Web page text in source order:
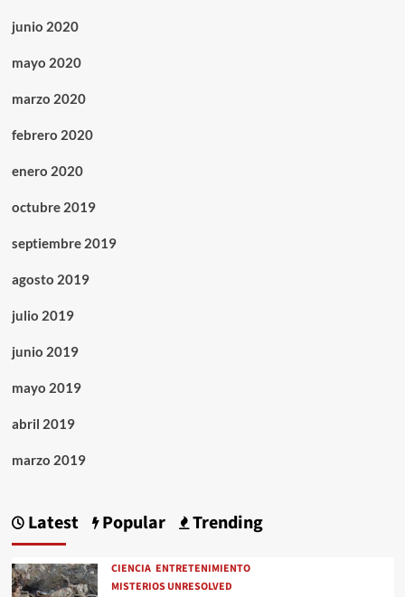
junio 2020
mayo 2020
marzo 2020
febrero 2020
enero 2020
octubre 2019
septiembre 2019
agosto 2019
julio 2019
junio 2019
mayo 2019
abril 2019
marzo 2019
Latest Popular Trending
CIENCIA ENTRETENIMIENTO
MISTERIOS UNRESOLVED